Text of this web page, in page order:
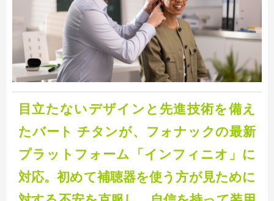
目立たないデザインと先進技術を備え
たバート チタンが、フォナックの最新
プラットフォーム「インフィニオ」に
対応。初めて補聴器を使う方が見ために